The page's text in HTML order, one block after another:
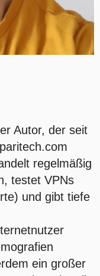
Autor, der seit
regelmäßig
testet VPNs
und gibt tiefe
ein großer